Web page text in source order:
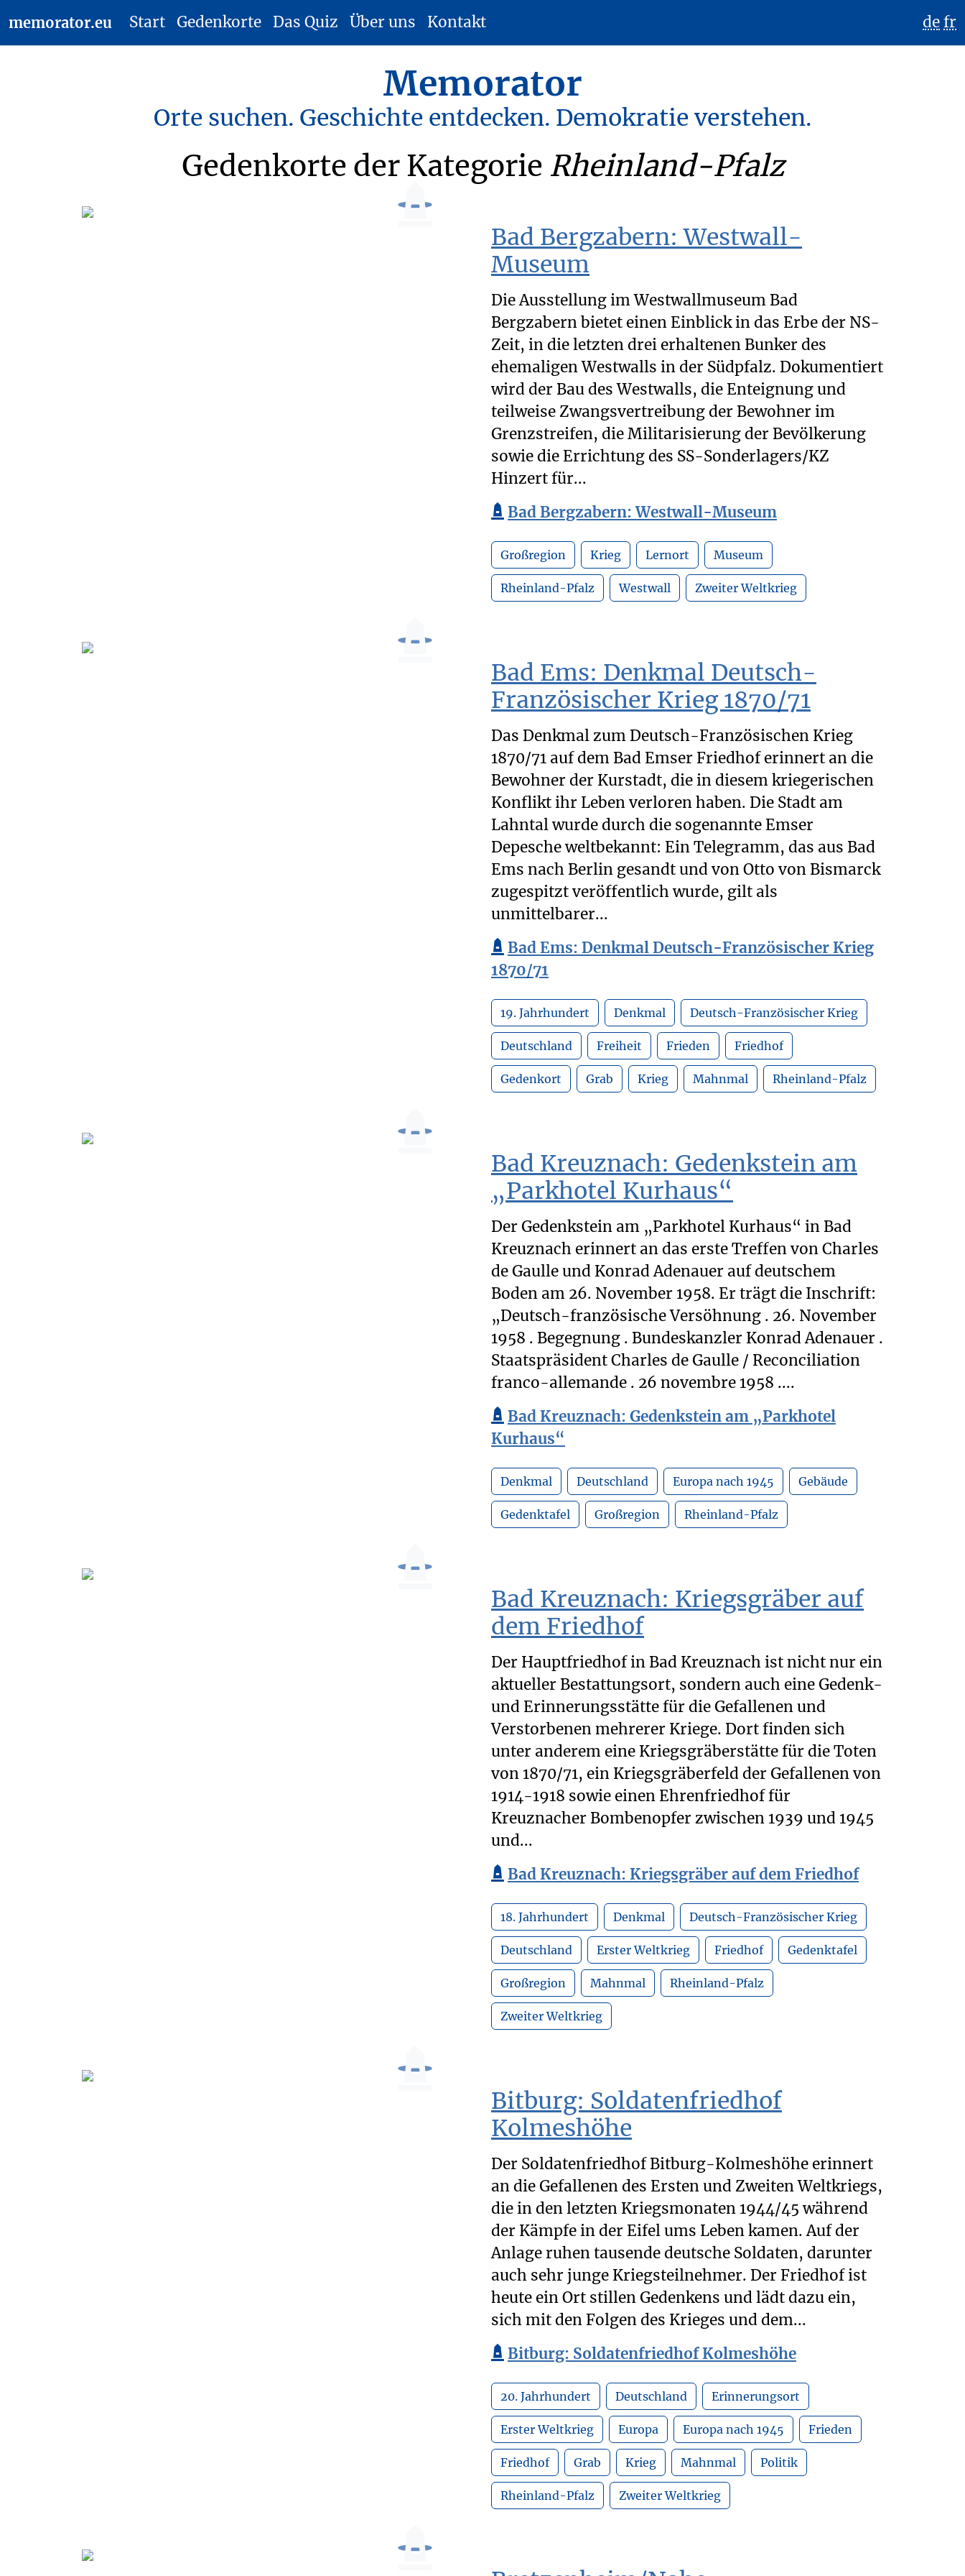
memorator.eu Start Gedenkorte Das Quiz Über uns Kontakt defr
Memorator
Orte suchen. Geschichte entdecken. Demokratie verstehen.
Gedenkorte der Kategorie Rheinland-Pfalz
Bad Bergzabern: Westwall-
Museum
Die Ausstellung im Westwallmuseum Bad
Bergzabern bietet einen Einblick in das Erbe der NS-
Zeit, in die letzten drei erhaltenen Bunker des
ehemaligen Westwalls in der Südpfalz. Dokumentiert
wird der Bau des Westwalls, die Enteignung und
teilweise Zwangsvertreibung der Bewohner im
Grenzstreifen, die Militarisierung der Bevölkerung
sowie die Errichtung des SS-Sonderlagers/KZ
Hinzert für...
Bad Bergzabern: Westwall-Museum
Großregion Krieg Lernort Museum
Rheinland-Pfalz Westwall Zweiter Weltkrieg
Bad Ems: Denkmal Deutsch-
Französischer Krieg 1870/71
Das Denkmal zum Deutsch-Französischen Krieg
1870/71 auf dem Bad Emser Friedhof erinnert an die
Bewohner der Kurstadt, die in diesem kriegerischen
Konflikt ihr Leben verloren haben. Die Stadt am
Lahntal wurde durch die sogenannte Emser
Depesche weltbekannt: Ein Telegramm, das aus Bad
Ems nach Berlin gesandt und von Otto von Bismarck
zugespitzt veröffentlich wurde, gilt als
unmittelbarer...
Bad Ems: Denkmal Deutsch-Französischer Krieg
1870/71
19. Jahrhundert Denkmal Deutsch-Französischer Krieg
Deutschland Freiheit Frieden Friedhof
Gedenkort Grab Krieg Mahnmal Rheinland-Pfalz
Bad Kreuznach: Gedenkstein am
„Parkhotel Kurhaus“
Der Gedenkstein am „Parkhotel Kurhaus“ in Bad
Kreuznach erinnert an das erste Treffen von Charles
de Gaulle und Konrad Adenauer auf deutschem
Boden am 26. November 1958. Er trägt die Inschrift:
„Deutsch-französische Versöhnung . 26. November
1958 . Begegnung . Bundeskanzler Konrad Adenauer .
Staatspräsident Charles de Gaulle / Reconciliation
franco-allemande . 26 novembre 1958 ....
Bad Kreuznach: Gedenkstein am „Parkhotel
Kurhaus“
Denkmal Deutschland Europa nach 1945 Gebäude
Gedenktafel Großregion Rheinland-Pfalz
Bad Kreuznach: Kriegsgräber auf
dem Friedhof
Der Hauptfriedhof in Bad Kreuznach ist nicht nur ein
aktueller Bestattungsort, sondern auch eine Gedenk-
und Erinnerungsstätte für die Gefallenen und
Verstorbenen mehrerer Kriege. Dort finden sich
unter anderem eine Kriegsgräberstätte für die Toten
von 1870/71, ein Kriegsgräberfeld der Gefallenen von
1914-1918 sowie einen Ehrenfriedhof für
Kreuznacher Bombenopfer zwischen 1939 und 1945
und...
Bad Kreuznach: Kriegsgräber auf dem Friedhof
18. Jahrhundert Denkmal Deutsch-Französischer Krieg
Deutschland Erster Weltkrieg Friedhof Gedenktafel
Großregion Mahnmal Rheinland-Pfalz
Zweiter Weltkrieg
Bitburg: Soldatenfriedhof
Kolmeshöhe
Der Soldatenfriedhof Bitburg-Kolmeshöhe erinnert
an die Gefallenen des Ersten und Zweiten Weltkriegs,
die in den letzten Kriegsmonaten 1944/45 während
der Kämpfe in der Eifel ums Leben kamen. Auf der
Anlage ruhen tausende deutsche Soldaten, darunter
auch sehr junge Kriegsteilnehmer. Der Friedhof ist
heute ein Ort stillen Gedenkens und lädt dazu ein,
sich mit den Folgen des Krieges und dem...
Bitburg: Soldatenfriedhof Kolmeshöhe
20. Jahrhundert Deutschland Erinnerungsort
Erster Weltkrieg Europa Europa nach 1945 Frieden
Friedhof Grab Krieg Mahnmal Politik
Rheinland-Pfalz Zweiter Weltkrieg